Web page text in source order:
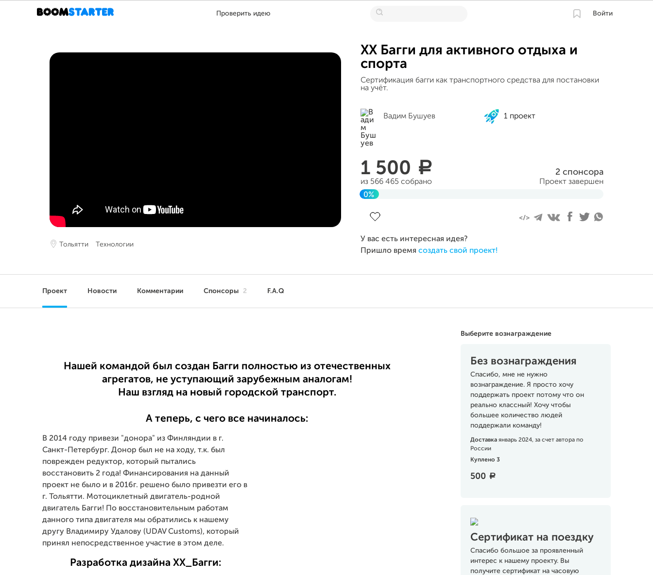
Проверить идею Войти
Тольятти Технологии
XX Багги для активного отдыха и
спорта
Сертификация багги как транспортного средства для постановки
на учёт.
Вадим Бушуев 1 проект
1 500 a
из 566 465 собрано
2 спонсора
Проект завершен
0%
У вас есть интересная идея?
Пришло время создать свой проект!
Проект Новости Комментарии Спонсоры 2 F.A.Q
Выберите вознаграждение
Без вознаграждения
Спасибо, мне не нужно
вознаграждение. Я просто хочу
поддержать проект потому что он
реально классный! Хочу чтобы
большее количество людей
поддержали команду!
Доставка январь 2024, за счет автора по
России
Куплено 3
500 a
Сертификат на поездку
Спасибо большое за проявленный
интерес к нашему проекту. Вы
получите сертификат на часовую
Нашей командой был создан Багги полностью из отечественных
агрегатов, не уступающий зарубежным аналогам!
Наш взгляд на новый городской транспорт.
А теперь, с чего все начиналось:
В 2014 году привези "донора" из Финляндии в г.
Санкт-Петербург. Донор был не на ходу, т.к. был
поврежден редуктор, который пытались
восстановить 2 года! Финансирования на данный
проект не было и в 2016г. решено было привезти его в
г. Тольятти. Мотоциклетный двигатель-родной
двигатель Багги! По восстановительным работам
данного типа двигателя мы обратились к нашему
другу Владимиру Удалову (UDAV Customs), который
принял непосредственное участие в этом деле.
Разработка дизайна XX_Багги: